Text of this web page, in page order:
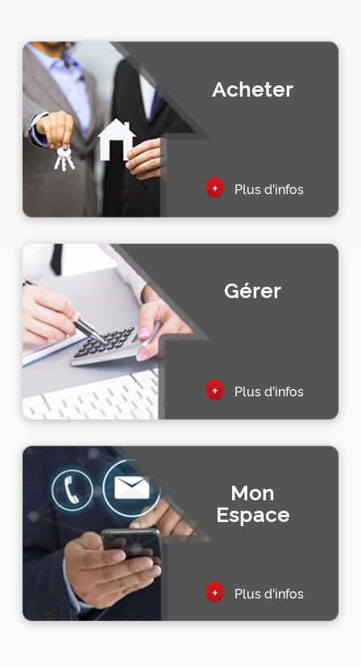
Acheter
+ Plus d'infos
Gérer
+ Plus d'infos
Mon
Espace
+ Plus d'infos